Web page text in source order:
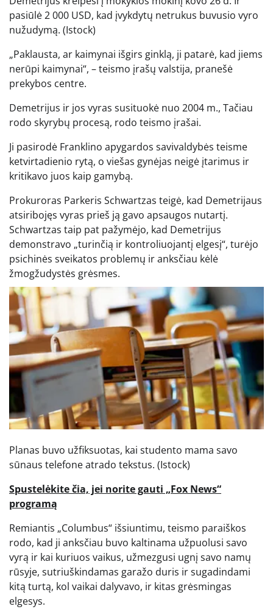
pasiūlė 2 000 USD, kad įvykdytų netrukus buvusio vyro
nužudymą. (Istock)
„Paklausta, ar kaimynai išgirs ginklą, ji patarė, kad jiems
nerūpi kaimynai“, – teismo įrašų valstija, pranešė
prekybos centre.
Demetrijus ir jos vyras susituokė nuo 2004 m., Tačiau
rodo skyrybų procesą, rodo teismo įrašai.
Ji pasirodė Franklino apygardos savivaldybės teisme
ketvirtadienio rytą, o viešas gynėjas neigė įtarimus ir
kritikavo juos kaip gamybą.
Prokuroras Parkeris Schwartzas teigė, kad Demetrijaus
atsiribojęs vyras prieš ją gavo apsaugos nutartį.
Schwartzas taip pat pažymėjo, kad Demetrijus
demonstravo „turinčią ir kontroliuojantį elgesį“, turėjo
psichinės sveikatos problemų ir anksčiau kėlė
žmogžudystės grėsmes.
Planas buvo užfiksuotas, kai studento mama savo
sūnaus telefone atrado tekstus. (Istock)
Spustelėkite čia, jei norite gauti „Fox News“
programą
Remiantis „Columbus“ išsiuntimu, teismo paraiškos
rodo, kad ji anksčiau buvo kaltinama užpuolusi savo
vyrą ir kai kuriuos vaikus, užmezgusi ugnį savo namų
rūsyje, sutriuškindamas garažo duris ir sugadindami
kitą turtą, kol vaikai dalyvavo, ir kitas grėsmingas
elgesys.